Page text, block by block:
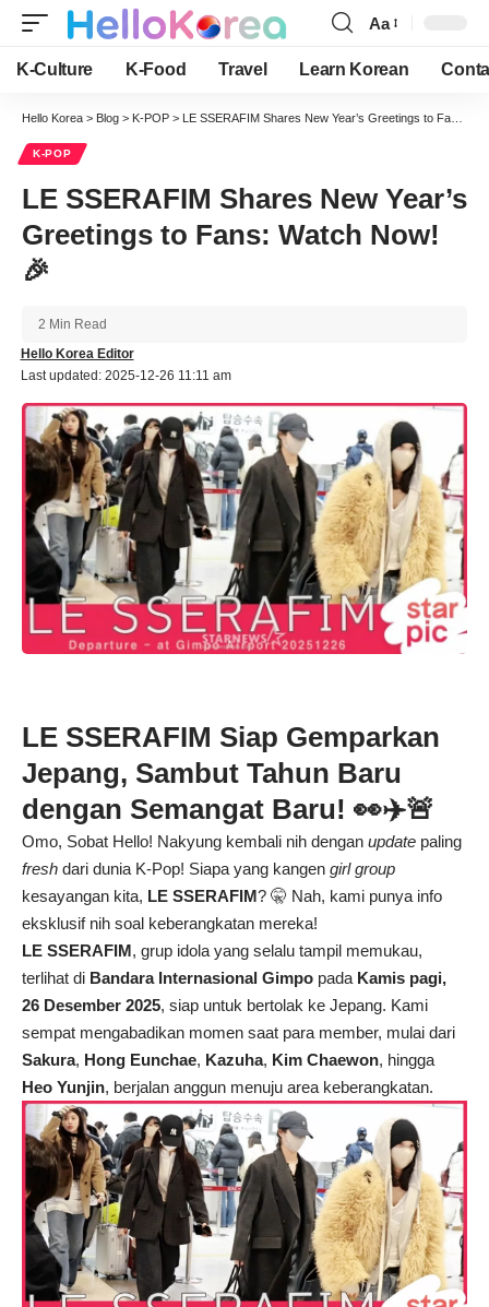
Font
Resizer
Aa
K-Culture K-Food Travel Learn Korean
Hello Korea > Blog > K-POP > LE SSERAFIM Shares New Year’s Greetings to Fans: Watch Now! 🎉
K-POP
LE SSERAFIM Shares New Year’s
Greetings to Fans: Watch Now!
🎉
Last updated: 2025-12-26 11:11 am
Hello Korea Editor
2 Min Read
LE SSERAFIM Siap Gemparkan
Jepang, Sambut Tahun Baru
dengan Semangat Baru! 👀✈️🚨
Omo, Sobat Hello! Nakyung kembali nih dengan update paling
fresh dari dunia K-Pop! Siapa yang kangen girl group
kesayangan kita, LE SSERAFIM? 🤫 Nah, kami punya info
eksklusif nih soal keberangkatan mereka!
LE SSERAFIM, grup idola yang selalu tampil memukau,
terlihat di Bandara Internasional Gimpo pada Kamis pagi,
26 Desember 2025, siap untuk bertolak ke Jepang. Kami
sempat mengabadikan momen saat para member, mulai dari
Sakura, Hong Eunchae, Kazuha, Kim Chaewon, hingga
Heo Yunjin, berjalan anggun menuju area keberangkatan.